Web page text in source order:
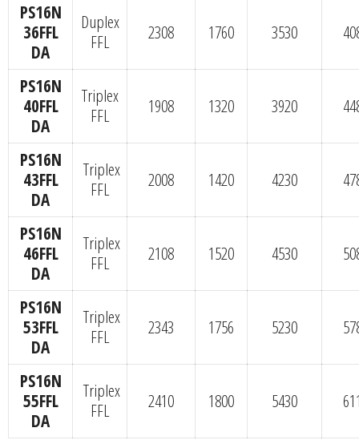
PS16N
36FFL
DA
Duplex
FFL
2308 1760 3530
PS16N
40FFL
DA
Triplex
FFL
1908 1320 3920
PS16N
43FFL
DA
Triplex
FFL
2008 1420 4230
PS16N
46FFL
DA
Triplex
FFL
2108 1520 4530
PS16N
53FFL
DA
Triplex
FFL
2343 1756 5230
PS16N
55FFL
DA
Triplex
FFL
2410 1800 5430